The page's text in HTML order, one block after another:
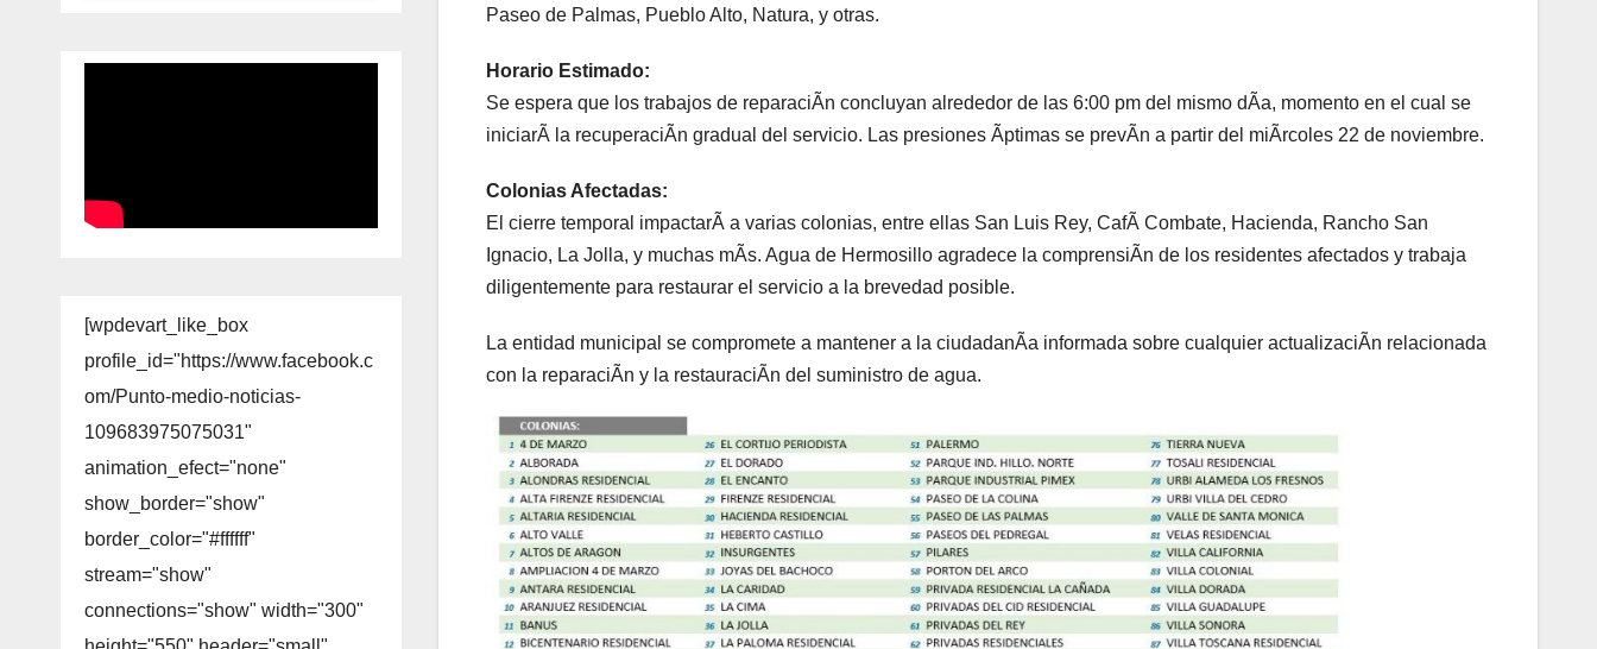
[wpdevart_like_box
profile_id="https://www.facebook.c
om/Punto-medio-noticias-
109683975075031"
animation_efect="none"
show_border="show"
border_color="#ffffff"
stream="show"
connections="show" width="300"
Paseo de Palmas, Pueblo Alto, Natura, y otras.
Horario Estimado:
Se espera que los trabajos de reparaciÃn concluyan alrededor de las 6:00 pm del mismo dÃa, momento en el cual se
iniciarÃ la recuperaciÃn gradual del servicio. Las presiones Ãptimas se prevÃn a partir del miÃrcoles 22 de noviembre.
Colonias Afectadas:
El cierre temporal impactarÃ a varias colonias, entre ellas San Luis Rey, CafÃ Combate, Hacienda, Rancho San
Ignacio, La Jolla, y muchas mÃs. Agua de Hermosillo agradece la comprensiÃn de los residentes afectados y trabaja
diligentemente para restaurar el servicio a la brevedad posible.
La entidad municipal se compromete a mantener a la ciudadanÃa informada sobre cualquier actualizaciÃn relacionada
con la reparaciÃn y la restauraciÃn del suministro de agua.